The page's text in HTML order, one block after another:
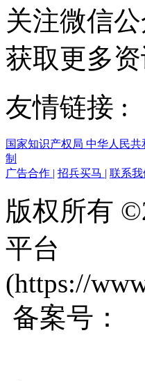
关注微信
获取更多
友情链接 :
国家知识产权局 中华人民共
制
广告合作 | 招兵买马 | 联系我
版权所有
平台
(https://
备案号：